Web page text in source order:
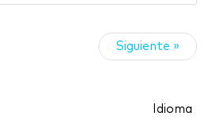
Siguiente »
Idioma